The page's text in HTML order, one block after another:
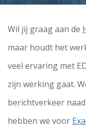
Wil jij graag aan de
maar houdt het
veel ervaring met
zijn werking gaat.
berichtverkeer
hebben we voor